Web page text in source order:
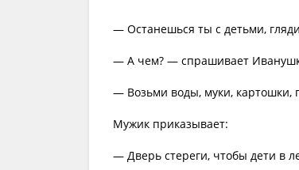
— Останешься ты с детьми,
— А чем? — спрашивает
— Возьми воды, муки, картошки,
Мужик приказывает:
— Дверь стереги, чтобы дети в